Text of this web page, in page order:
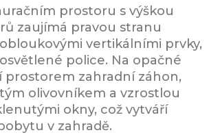
prostoru s výškou
zaujímá pravou stranu
vertikálními prvky,
police. Na opačné
prostorem zahradní záhon,
olivovníkem a vzrostlou
okny, což vytváří
v zahradě.